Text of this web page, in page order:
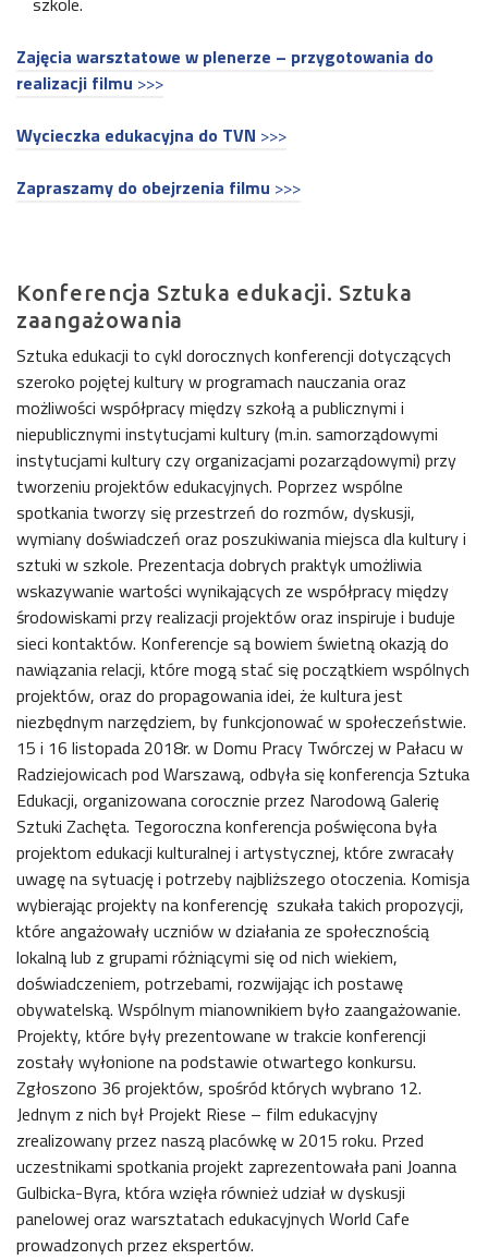
Zajęcia warsztatowe w plenerze – przygotowania do
realizacji filmu >>>
Wycieczka edukacyjna do TVN >>>
Zapraszamy do obejrzenia filmu >>>
Konferencja Sztuka edukacji. Sztuka
zaangażowania
Sztuka edukacji to cykl dorocznych konferencji dotyczących
szeroko pojętej kultury w programach nauczania oraz
możliwości współpracy między szkołą a publicznymi i
niepublicznymi instytucjami kultury (m.in. samorządowymi
instytucjami kultury czy organizacjami pozarządowymi) przy
tworzeniu projektów edukacyjnych. Poprzez wspólne
spotkania tworzy się przestrzeń do rozmów, dyskusji,
wymiany doświadczeń oraz poszukiwania miejsca dla kultury i
sztuki w szkole. Prezentacja dobrych praktyk umożliwia
wskazywanie wartości wynikających ze współpracy między
środowiskami przy realizacji projektów oraz inspiruje i buduje
sieci kontaktów. Konferencje są bowiem świetną okazją do
nawiązania relacji, które mogą stać się początkiem wspólnych
projektów, oraz do propagowania idei, że kultura jest
niezbędnym narzędziem, by funkcjonować w społeczeństwie.
15 i 16 listopada 2018r. w Domu Pracy Twórczej w Pałacu w
Radziejowicach pod Warszawą, odbyła się konferencja Sztuka
Edukacji, organizowana corocznie przez Narodową Galerię
Sztuki Zachęta. Tegoroczna konferencja poświęcona była
projektom edukacji kulturalnej i artystycznej, które zwracały
uwagę na sytuację i potrzeby najbliższego otoczenia. Komisja
wybierając projekty na konferencję szukała takich propozycji,
które angażowały uczniów w działania ze społecznością
lokalną lub z grupami różniącymi się od nich wiekiem,
doświadczeniem, potrzebami, rozwijając ich postawę
obywatelską. Wspólnym mianownikiem było zaangażowanie.
Projekty, które były prezentowane w trakcie konferencji
zostały wyłonione na podstawie otwartego konkursu.
Zgłoszono 36 projektów, spośród których wybrano 12.
Jednym z nich był Projekt Riese – film edukacyjny
zrealizowany przez naszą placówkę w 2015 roku. Przed
uczestnikami spotkania projekt zaprezentowała pani Joanna
Gulbicka-Byra, która wzięła również udział w dyskusji
panelowej oraz warsztatach edukacyjnych World Cafe
prowadzonych przez ekspertów.